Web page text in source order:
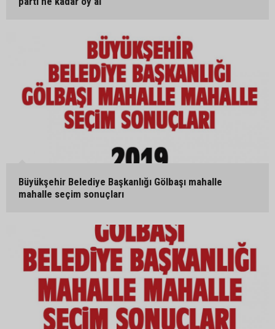
Büyükşehir Belediye Başkanlığı Gölbaşı mahalle
mahalle seçim sonuçları